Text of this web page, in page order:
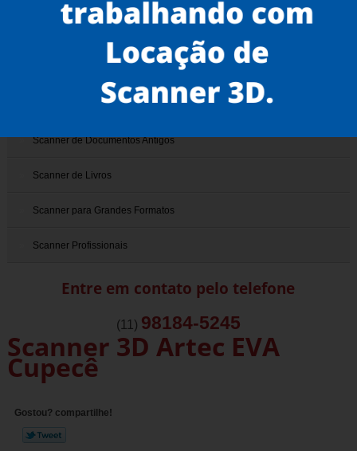
Scanner de Documentos
Scanner de Documentos Antigos
Scanner de Livros
Scanner para Grandes Formatos
Scanner Profissionais
Entre em contato pelo telefone
(11) 98184-5245
Scanner 3D Artec EVA
Cupecê
Gostou? compartilhe!